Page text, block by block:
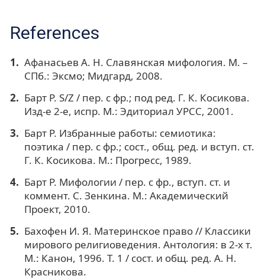
References
Афанасьев А. Н. Славянская мифология. М. –
СПб.: Эксмо; Мидгард, 2008.
Барт Р. S/Z / пер. с фр.; под ред. Г. К. Косикова.
Изд-е 2-е, испр. М.: Эдиториал УРСС, 2001.
Барт Р. Избранные работы: семиотика:
поэтика / пер. с фр.; сост., общ. ред. и вступ. ст.
Г. К. Косикова. М.: Прогресс, 1989.
Барт Р. Мифологии / пер. с фр., вступ. ст. и
коммент. С. Зенкина. М.: Академический
Проект, 2010.
Бахофен И. Я. Материнское право // Классики
мирового религиоведения. Антология: в 2-х т.
М.: Канон, 1996. Т. 1 / сост. и общ. ред. А. Н.
Красникова.